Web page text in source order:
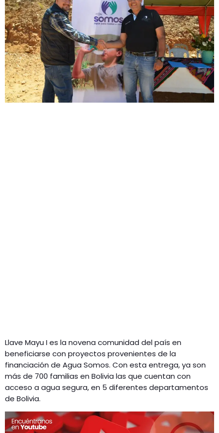
Llave Mayu I es la novena comunidad del país en
beneficiarse con proyectos provenientes de la
financiación de Agua Somos. Con esta entrega, ya son
más de 700 familias en Bolivia las que cuentan con
acceso a agua segura, en 5 diferentes departamentos
de Bolivia.